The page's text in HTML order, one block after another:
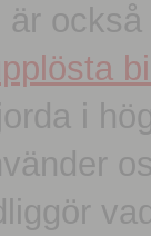
är
i